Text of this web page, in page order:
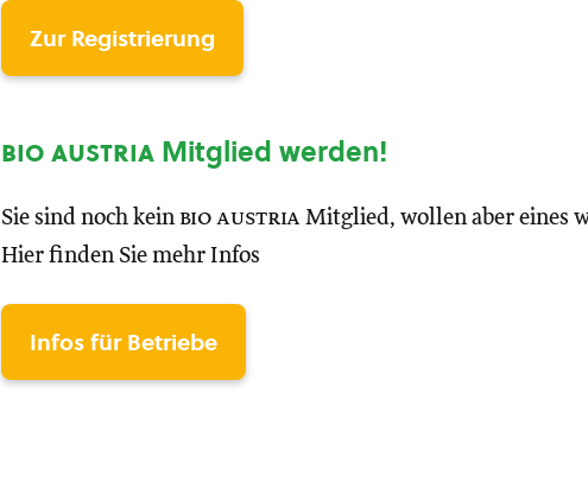
Zur Registrierung
bio austria Mitglied werden!
Sie sind noch kein bio austria Mitglied, wollen aber eines
Hier finden Sie mehr Infos
Infos für Betriebe